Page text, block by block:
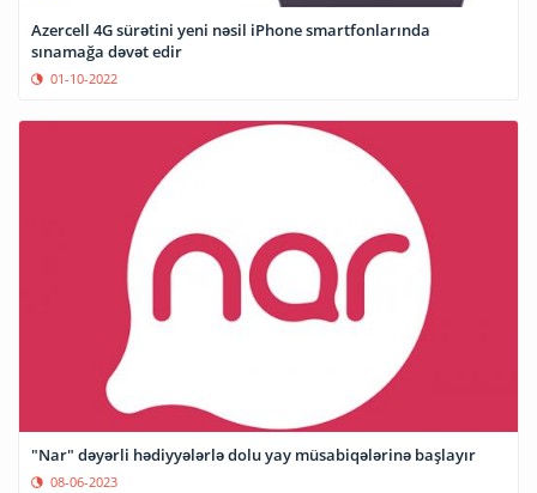
Azercell 4G sürətini yeni nəsil iPhone smartfonlarında
sınamağa dəvət edir
01-10-2022
"Nar" dəyərli hədiyyələrlə dolu yay müsabiqələrinə başlayır
08-06-2023